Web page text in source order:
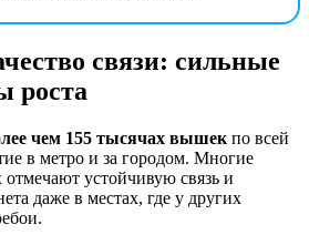
связи: сильные
роста
чем 155 тысячах вышек по всей
в метро и за городом. Многие
отмечают устойчивую связь и
даже в местах, где у других
.